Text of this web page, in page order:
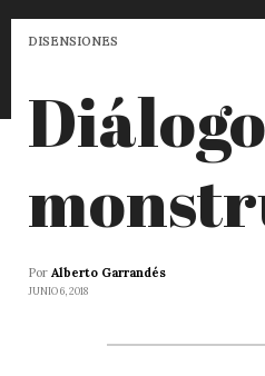
DISENSIONES
Por Alberto Garrandés
JUNIO 6, 2018